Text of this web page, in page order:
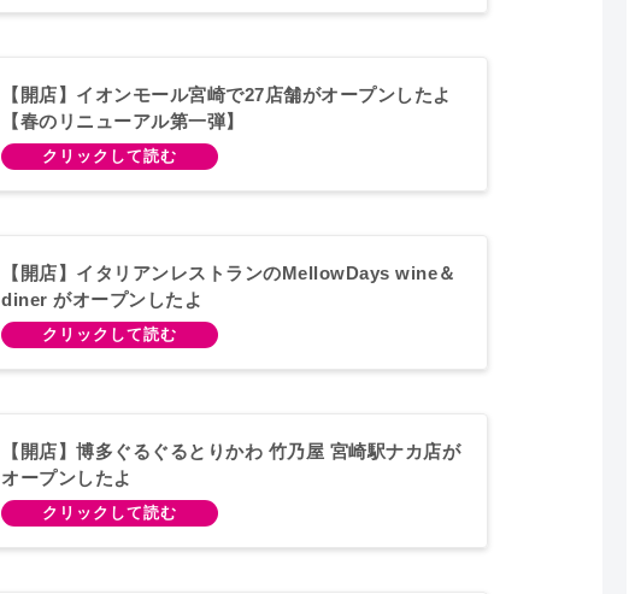
【開店】イオンモール宮崎で27店舗がオープンしたよ
【春のリニューアル第一弾】
【開店】イタリアンレストランのMellowDays wine＆
diner がオープンしたよ
【開店】博多ぐるぐるとりかわ 竹乃屋 宮崎駅ナカ店が
オープンしたよ